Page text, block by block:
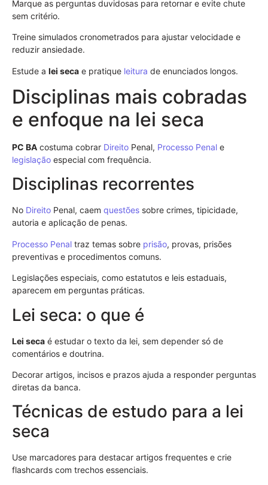
Marque as perguntas duvidosas para retornar e evite chute
sem critério.
Treine simulados cronometrados para ajustar velocidade e
reduzir ansiedade.
Estude a lei seca e pratique leitura de enunciados longos.
Disciplinas mais cobradas
e enfoque na lei seca
PC BA costuma cobrar Direito Penal, Processo Penal e
legislação especial com frequência.
Disciplinas recorrentes
No Direito Penal, caem questões sobre crimes, tipicidade,
autoria e aplicação de penas.
Processo Penal traz temas sobre prisão, provas, prisões
preventivas e procedimentos comuns.
Legislações especiais, como estatutos e leis estaduais,
aparecem em perguntas práticas.
Lei seca: o que é
Lei seca é estudar o texto da lei, sem depender só de
comentários e doutrina.
Decorar artigos, incisos e prazos ajuda a responder perguntas
diretas da banca.
Técnicas de estudo para a lei
seca
Use marcadores para destacar artigos frequentes e crie
flashcards com trechos essenciais.